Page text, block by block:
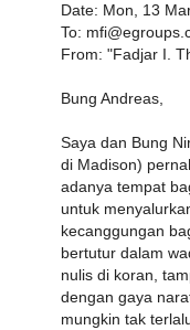
Date: Mon, 13
To:
From: "Fadjar I.
Bung Andreas,
Saya dan Bung
di Madison)
adanya tempat
untuk
kecanggungan
bertutur dalam
nulis di koran,
dengan gaya
mungkin tak